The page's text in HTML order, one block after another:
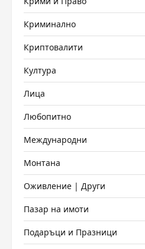
Криминално
Криптовалити
Култура
Лица
Любопитно
Международни
Монтана
Оживление | Други
Пазар на имоти
Подаръци и Празници